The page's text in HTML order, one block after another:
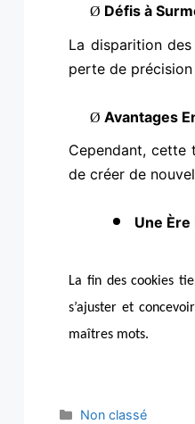
Ø Défis à
La disparition
perte de
Ø Avantages
Cependant, cette
de créer de
Une
La fin des cookies
s’ajuster et
maîtres mots.
Non classé